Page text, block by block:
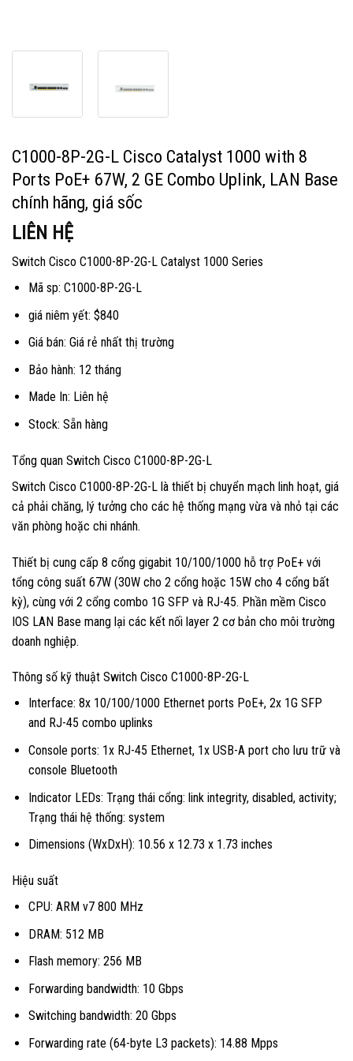
C1000-8P-2G-L Cisco Catalyst 1000 with 8
Ports PoE+ 67W, 2 GE Combo Uplink, LAN Base
chính hãng, giá sốc
LIÊN HỆ
Switch Cisco C1000-8P-2G-L Catalyst 1000 Series
Mã sp: C1000-8P-2G-L
giá niêm yết: $840
Giá bán: Giá rẻ nhất thị trường
Bảo hành: 12 tháng
Made In: Liên hệ
Stock: Sẵn hàng
Tổng quan Switch Cisco C1000-8P-2G-L
Switch Cisco C1000-8P-2G-L là thiết bị chuyển mạch linh hoạt, giá
cả phải chăng, lý tưởng cho các hệ thống mạng vừa và nhỏ tại các
văn phòng hoặc chi nhánh.
Thiết bị cung cấp 8 cổng gigabit 10/100/1000 hỗ trợ PoE+ với
tổng công suất 67W (30W cho 2 cổng hoặc 15W cho 4 cổng bất
kỳ), cùng với 2 cổng combo 1G SFP và RJ-45. Phần mềm Cisco
IOS LAN Base mang lại các kết nối layer 2 cơ bản cho môi trường
doanh nghiệp.
Thông số kỹ thuật Switch Cisco C1000-8P-2G-L
Interface: 8x 10/100/1000 Ethernet ports PoE+, 2x 1G SFP
and RJ-45 combo uplinks
Console ports: 1x RJ-45 Ethernet, 1x USB-A port cho lưu trữ và
console Bluetooth
Indicator LEDs: Trạng thái cổng: link integrity, disabled, activity;
Trạng thái hệ thống: system
Dimensions (WxDxH): 10.56 x 12.73 x 1.73 inches
Hiệu suất
CPU: ARM v7 800 MHz
DRAM: 512 MB
Flash memory: 256 MB
Forwarding bandwidth: 10 Gbps
Switching bandwidth: 20 Gbps
Forwarding rate (64-byte L3 packets): 14.88 Mpps